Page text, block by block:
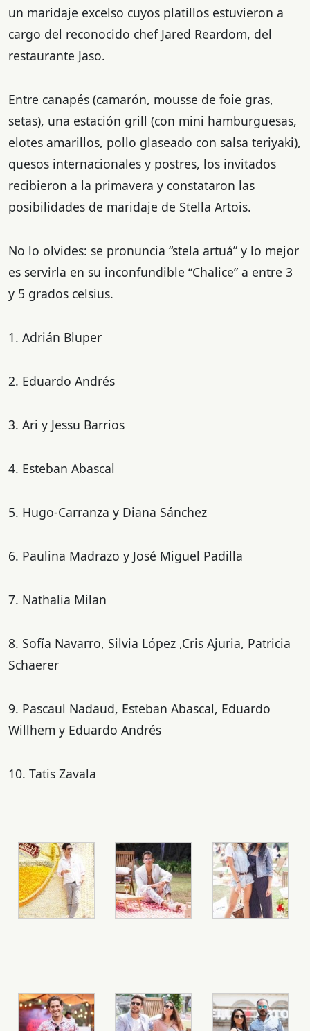
un maridaje excelso cuyos platillos estuvieron a
cargo del reconocido chef Jared Reardom, del
restaurante Jaso.
Entre canapés (camarón, mousse de foie gras,
setas), una estación grill (con mini hamburguesas,
elotes amarillos, pollo glaseado con salsa teriyaki),
quesos internacionales y postres, los invitados
recibieron a la primavera y constataron las
posibilidades de maridaje de Stella Artois.
No lo olvides: se pronuncia “stela artuá” y lo mejor
es servirla en su inconfundible “Chalice” a entre 3
y 5 grados celsius.
1. Adrián Bluper
2. Eduardo Andrés
3. Ari y Jessu Barrios
4. Esteban Abascal
5. Hugo-Carranza y Diana Sánchez
6. Paulina Madrazo y José Miguel Padilla
7. Nathalia Milan
8. Sofía Navarro, Silvia López ,Cris Ajuria, Patricia
Schaerer
9. Pascaul Nadaud, Esteban Abascal, Eduardo
Willhem y Eduardo Andrés
10. Tatis Zavala